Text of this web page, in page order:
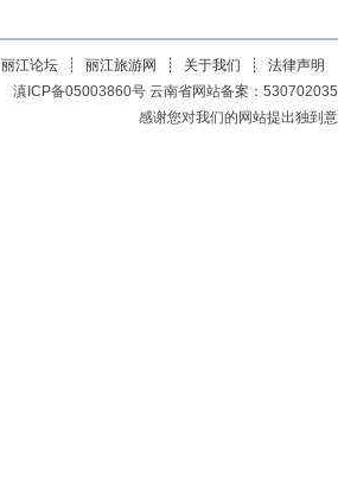
丽江论坛 ┊ 丽江旅游网 ┊ 关于我们 ┊ 法律声明
滇ICP备05003860号 云南省网站备案：
感谢您对我们的网站提出独到